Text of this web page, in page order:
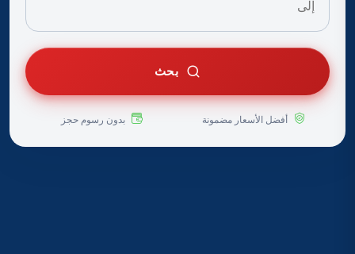
بحث
أفضل الأسعار مضمونة بدون رسوم حجز